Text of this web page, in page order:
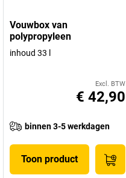
Vouwbox van
polypropyleen
inhoud 33 l
Excl. BTW
€ 42,90
binnen 3-5 werkdagen
Toon product